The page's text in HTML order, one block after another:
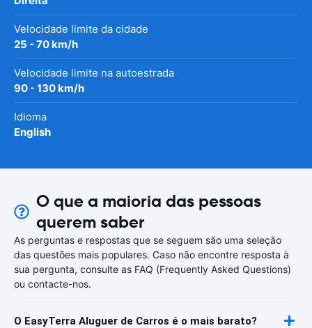
Velocidade limite da cidade
25 - 70 km/h
Velocidade limite na autoestrada
90 - 130 km/h
Idioma
English
O que a maioria das pessoas
querem saber
As perguntas e respostas que se seguem são uma seleção
das questões mais populares. Caso não encontre resposta à
sua pergunta, consulte as FAQ (Frequently Asked Questions)
ou contacte-nos.
O EasyTerra Aluguer de Carros é o mais barato?